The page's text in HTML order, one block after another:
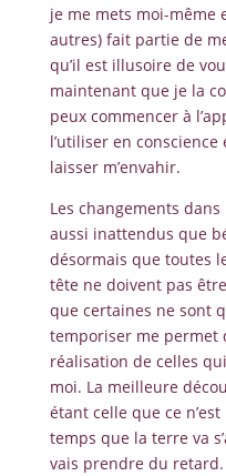
je me mets moi-même
autres) fait partie de
qu’il est illusoire de
maintenant que je la
peux commencer à
l’utiliser en
laisser m’envahir.
Les changements
aussi inattendus que
désormais que toutes
tête ne doivent pas
que certaines ne sont
temporiser me permet
réalisation de celles
moi. La meilleure
étant celle que ce
temps que la terre va
vais prendre du retard.